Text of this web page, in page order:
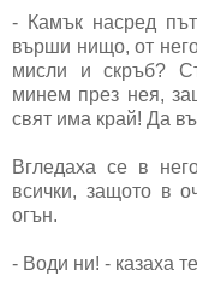
- Камък насред
върши нищо, от
мисли и скръб?
минем през нея,
свят има край! Да
Вгледаха се в
всички, защото в
огън.
- Води ни! - казаха